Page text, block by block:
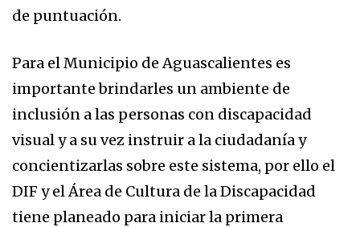
de puntuación.
Para el Municipio de Aguascalientes es
importante brindarles un ambiente de
inclusión a las personas con discapacidad
visual y a su vez instruir a la ciudadanía y
concientizarlas sobre este sistema, por ello el
DIF y el Área de Cultura de la Discapacidad
tiene planeado para iniciar la primera